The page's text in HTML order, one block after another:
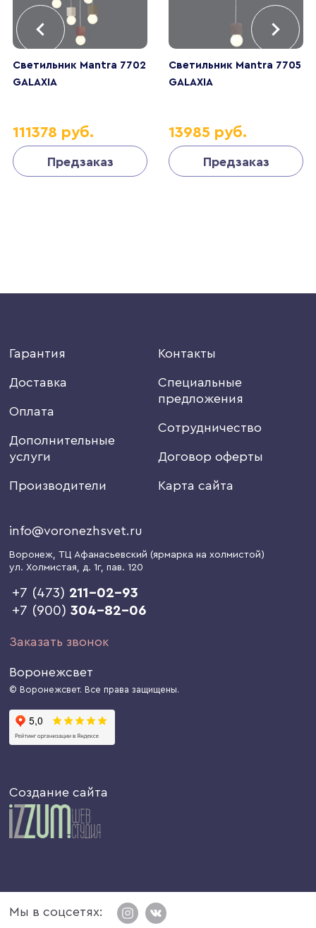
Светильник Mantra 7702
GALAXIA
111378 руб.
Предзаказ
Светильник Mantra 7705
GALAXIA
13985 руб.
Предзаказ
Гарантия
Доставка
Оплата
Дополнительные
услуги
Производители
Контакты
Специальные
предложения
Сотрудничество
Договор оферты
Карта сайта
info@voronezhsvet.ru
Воронеж, ТЦ Афанасьевский (ярмарка на холмистой)
ул. Холмистая, д. 1г, пав. 120
+7 (473) 211-02-93
+7 (900)304-82-06
Заказать звонок
Воронежсвет
© Воронежсвет. Все права защищены.
Создание сайта
Мы в соцсетях: